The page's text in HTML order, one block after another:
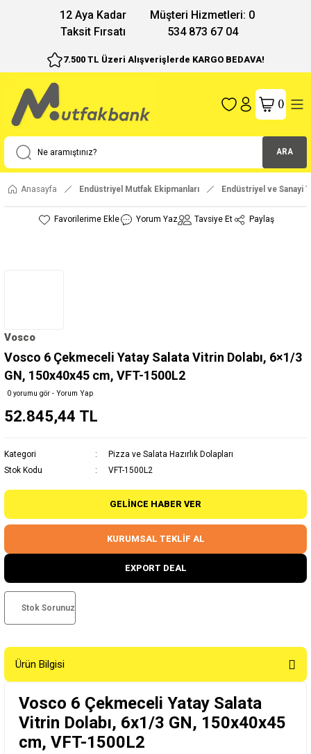
12 Aya Kadar
Taksit Fırsatı
Müşteri Hizmetleri: 0
534 873 67 04
7.500 TL Üzeri Alışverişlerde KARGO BEDAVA!
ARA
()
Anasayfa Endüstriyel Mutfak Ekipmanları Endüstriyel ve Sanayi
Yorum Yaz Tavsiye Et Paylaş
Vosco
Vosco 6 Çekmeceli Yatay Salata Vitrin Dolabı, 6×1/3
GN, 150x40x45 cm, VFT-1500L2
0 yorumu gör - Yorum Yap
52.845,44 TL
Kategori
Pizza ve Salata Hazırlık Dolapları
Stok Kodu
VFT-1500L2
GELINCE HABER VER
KURUMSAL TEKLİF AL
EXPORT DEAL
Stok Sorunuz
Ürün Bilgisi
Vosco 6 Çekmeceli Yatay Salata
Vitrin Dolabı, 6x1/3 GN, 150x40x45
cm, VFT-1500L2